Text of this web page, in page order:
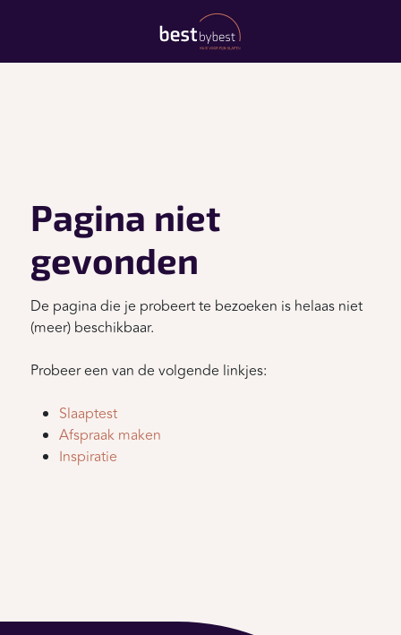
Pagina niet
gevonden
De pagina die je probeert te bezoeken is helaas niet
(meer) beschikbaar.
Probeer een van de volgende linkjes:
Slaaptest
Afspraak maken
Inspiratie